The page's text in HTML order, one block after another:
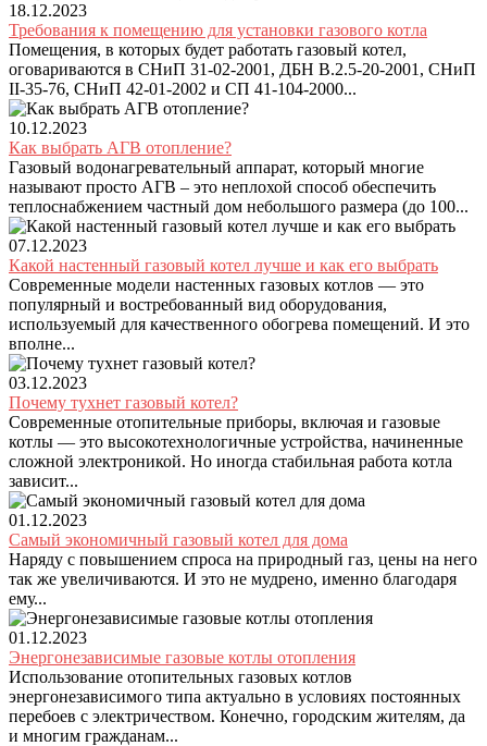
18.12.2023
Требования к помещению для установки газового котла
Помещения, в которых будет работать газовый котел,
оговариваются в СНиП 31-02-2001, ДБН В.2.5-20-2001, СНиП
II-35-76, СНиП 42-01-2002 и СП 41-104-2000...
10.12.2023
Как выбрать АГВ отопление?
Газовый водонагревательный аппарат, который многие
называют просто АГВ – это неплохой способ обеспечить
теплоснабжением частный дом небольшого размера (до 100...
07.12.2023
Какой настенный газовый котел лучше и как его выбрать
Современные модели настенных газовых котлов — это
популярный и востребованный вид оборудования,
используемый для качественного обогрева помещений. И это
вполне...
03.12.2023
Почему тухнет газовый котел?
Современные отопительные приборы, включая и газовые
котлы — это высокотехнологичные устройства, начиненные
сложной электроникой. Но иногда стабильная работа котла
зависит...
01.12.2023
Самый экономичный газовый котел для дома
Наряду с повышением спроса на природный газ, цены на него
так же увеличиваются. И это не мудрено, именно благодаря
ему...
01.12.2023
Энергонезависимые газовые котлы отопления
Использование отопительных газовых котлов
энергонезависимого типа актуально в условиях постоянных
перебоев с электричеством. Конечно, городским жителям, да
и многим гражданам...